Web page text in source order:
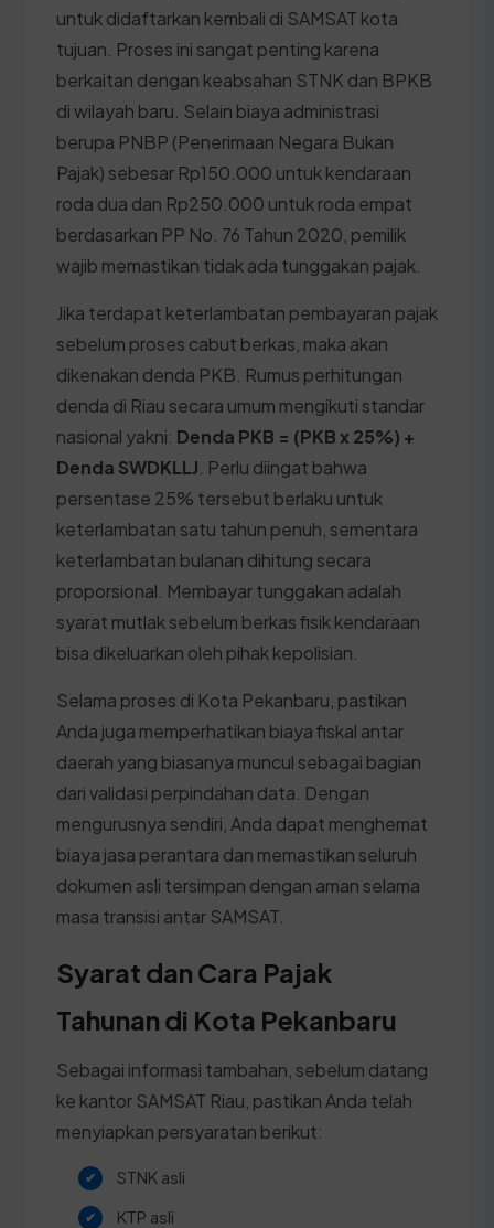
untuk didaftarkan kembali di SAMSAT kota
tujuan. Proses ini sangat penting karena
berkaitan dengan keabsahan STNK dan BPKB
di wilayah baru. Selain biaya administrasi
berupa PNBP (Penerimaan Negara Bukan
Pajak) sebesar Rp150.000 untuk kendaraan
roda dua dan Rp250.000 untuk roda empat
berdasarkan PP No. 76 Tahun 2020, pemilik
wajib memastikan tidak ada tunggakan pajak.
Jika terdapat keterlambatan pembayaran pajak
sebelum proses cabut berkas, maka akan
dikenakan denda PKB. Rumus perhitungan
denda di Riau secara umum mengikuti standar
nasional yakni: Denda PKB = (PKB x 25%) +
Denda SWDKLLJ . Perlu diingat bahwa
persentase 25% tersebut berlaku untuk
keterlambatan satu tahun penuh, sementara
keterlambatan bulanan dihitung secara
proporsional. Membayar tunggakan adalah
syarat mutlak sebelum berkas fisik kendaraan
bisa dikeluarkan oleh pihak kepolisian.
Selama proses di Kota Pekanbaru, pastikan
Anda juga memperhatikan biaya fiskal antar
daerah yang biasanya muncul sebagai bagian
dari validasi perpindahan data. Dengan
mengurusnya sendiri, Anda dapat menghemat
biaya jasa perantara dan memastikan seluruh
dokumen asli tersimpan dengan aman selama
masa transisi antar SAMSAT.
Syarat dan Cara Pajak
Tahunan di Kota Pekanbaru
Sebagai informasi tambahan, sebelum datang
ke kantor SAMSAT Riau, pastikan Anda telah
menyiapkan persyaratan berikut:
STNK asli
KTP asli